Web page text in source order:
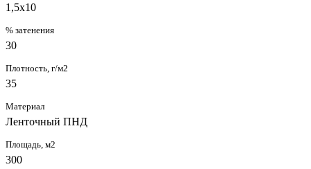
1,5х10
% затенения
30
Плотность, г/м2
35
Материал
Ленточный ПНД
Площадь, м2
300